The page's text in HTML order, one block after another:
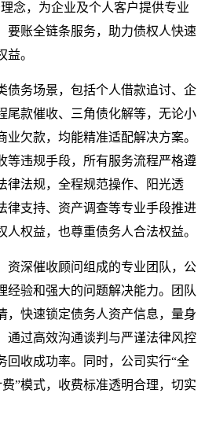
念，为企业及个人客户提供专业
要账全链条服务，助力债权人快速
益。
债务场景，包括个人借款追讨、企
尾款催收、三角债化解等，无论小
业欠款，均能精准适配解决方案。
等违规手段，所有服务流程严格遵
律法规，全程规范操作、阳光透
律支持、资产调查等专业手段推进
人权益，也尊重债务人合法权益。
资深催收顾问组成的专业团队，公
经验和强大的问题解决能力。团队
，快速锁定债务人资产信息，量身
通过高效沟通谈判与严谨法律风控
回收成功率。同时，公司实行“全
”模式，收费标准透明合理，切实